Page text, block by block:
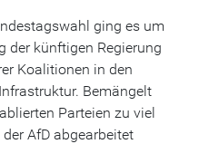
ging es um
der künftigen Regierung
Koalitionen in den
Bemängelt
Parteien zu viel
AfD abgearbeitet